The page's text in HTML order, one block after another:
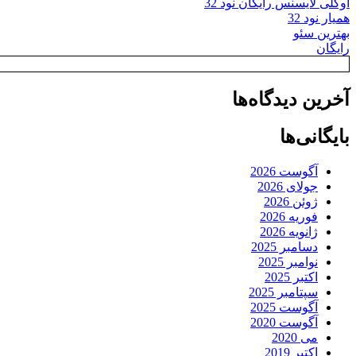
همیار نود 32
بهترین سئو
رایگان
آخرین دیدگاه‌ها
بایگانی‌ها
آگوست 2026
جولای 2026
ژوئن 2026
فوریه 2026
ژانویه 2026
دسامبر 2025
نوامبر 2025
اکتبر 2025
سپتامبر 2025
آگوست 2025
آگوست 2020
می 2020
اکتبر 2019